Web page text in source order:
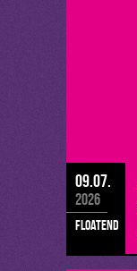
09.07.
2026
floatend